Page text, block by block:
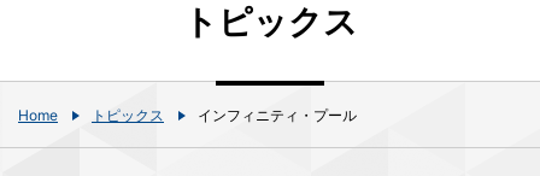
トピックス
Home トピックス インフィニティ・プール